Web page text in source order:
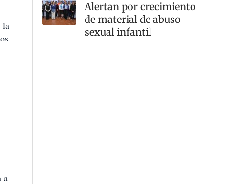
la
a
Alertan por crecimiento
de material de abuso
sexual infantil